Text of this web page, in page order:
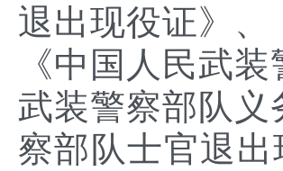
退出现役证》
《中国人民武
武装警察部队
察部队士官退